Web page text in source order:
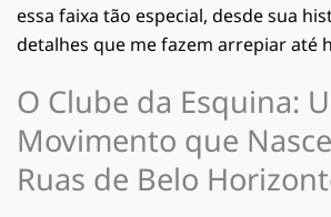
essa faixa tão especial, desde sua
detalhes que me fazem arrepiar até
O Clube da Esquina:
Movimento que
Ruas de Belo